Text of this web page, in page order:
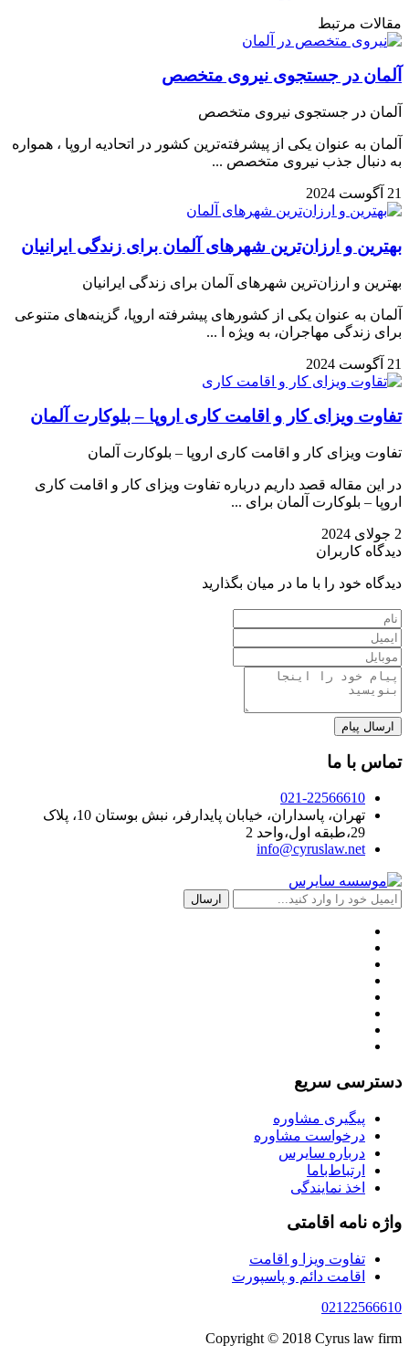
مقالات مرتبط
آلمان در جستجوی نیروی متخصص
آلمان در جستجوی نیروی متخصص
آلمان به عنوان یکی از پیشرفته‌ترین کشور در اتحادیه اروپا ، همواره
به دنبال جذب نیروی متخصص ...
21 آگوست 2024
بهترین و ارزان‌ترین شهرهای آلمان برای زندگی ایرانیان
بهترین و ارزان‌ترین شهرهای آلمان برای زندگی ایرانیان
آلمان به عنوان یکی از کشورهای پیشرفته اروپا، گزینه‌های متنوعی
برای زندگی مهاجران، به ویژه ا ...
21 آگوست 2024
تفاوت ویزای کار و اقامت کاری اروپا – بلوکارت آلمان
تفاوت ویزای کار و اقامت کاری اروپا – بلوکارت آلمان
در این مقاله قصد داریم درباره تفاوت ویزای کار و اقامت کاری
اروپا – بلوکارت آلمان برای ...
2 جولای 2024
دیدگاه کاربران
دیدگاه خود را با ما در میان بگذارید
تماس با ما
021-22566610
تهران، پاسداران، خیابان پایدارفر، نبش بوستان 10، پلاک
29،طبقه اول،واحد 2
info@cyruslaw.net
دسترسی سریع
پیگیری مشاوره
درخواست مشاوره
درباره سایرس
ارتباط‌با‌ما
اخذ نمایندگی
واژه نامه اقامتی
تفاوت ویزا و اقامت
اقامت دائم و پاسپورت
02122566610
Copyright © 2018 Cyrus law firm